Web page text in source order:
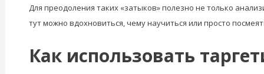
Для преодоления таких «затыков» полезно не только
тут можно вдохновиться, чему научиться или просто
Как использовать